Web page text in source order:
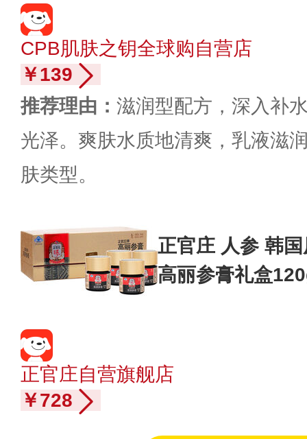
CPB肌肤之钥全球购自营店
￥139
推荐理由： 滋润型配方，深入补
光泽。爽肤水质地清爽，乳液滋
肤类型。
正官庄 人参 韩
高丽参膏礼盒
正官庄自营旗舰店
￥728